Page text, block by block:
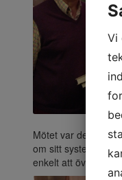
Mötet var denna
om sitt system med
enkelt att
Vi